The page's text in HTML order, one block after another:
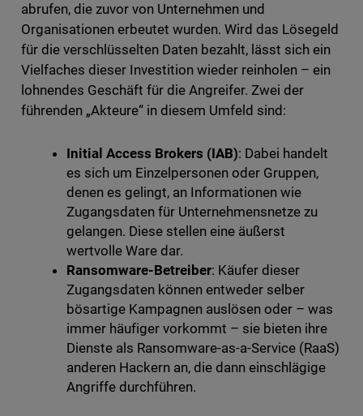
abrufen, die zuvor von Unternehmen und
Organisationen erbeutet wurden. Wird das Lösegeld
für die verschlüsselten Daten bezahlt, lässt sich ein
Vielfaches dieser Investition wieder reinholen – ein
lohnendes Geschäft für die Angreifer. Zwei der
führenden „Akteure“ in diesem Umfeld sind:
Initial Access Brokers (IAB): Dabei handelt
es sich um Einzelpersonen oder Gruppen,
denen es gelingt, an Informationen wie
Zugangsdaten für Unternehmensnetze zu
gelangen. Diese stellen eine äußerst
wertvolle Ware dar.
Ransomware-Betreiber: Käufer dieser
Zugangsdaten können entweder selber
bösartige Kampagnen auslösen oder – was
immer häufiger vorkommt – sie bieten ihre
Dienste als Ransomware-as-a-Service (RaaS)
anderen Hackern an, die dann einschlägige
Angriffe durchführen.